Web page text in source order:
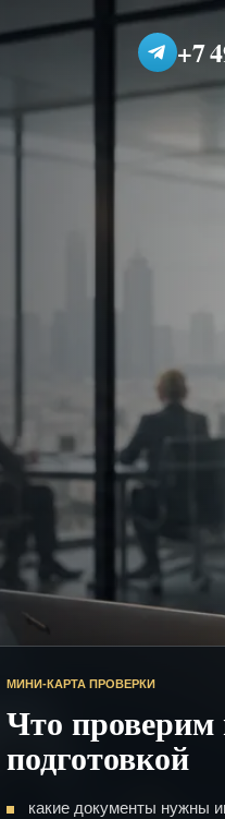
+7
МИНИ-КАРТА ПРОВЕРКИ
Что проверим
подготовкой
какие документы нужны